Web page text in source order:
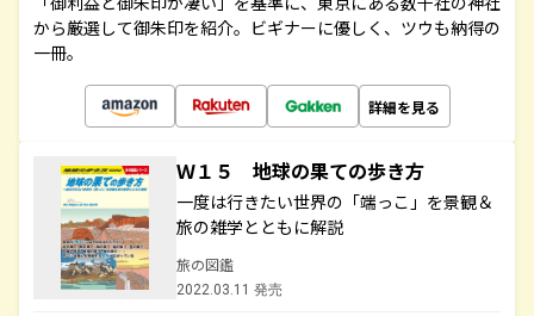
から厳選して御朱印を紹介。ビギナーに優しく、ツウも納得の
一冊。
詳細を見る
Ｗ１５ 地球の果ての歩き方
一度は行きたい世界の「端っこ」を景観＆
旅の雑学とともに解説
旅の図鑑
2022.03.11 発売